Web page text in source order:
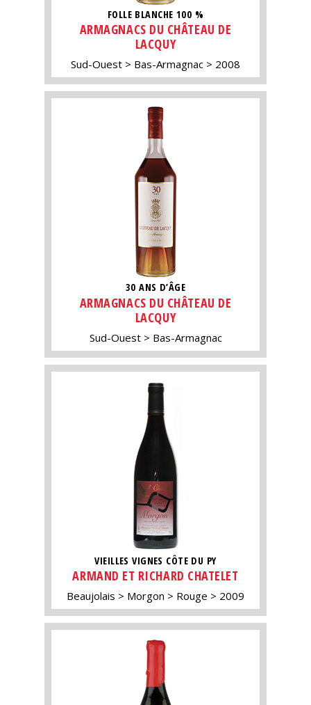
FOLLE BLANCHE 100 %
ARMAGNACS DU CHÂTEAU DE
LACQUY
Sud-Ouest Bas-Armagnac 2008
30 ANS D’ÂGE
ARMAGNACS DU CHÂTEAU DE
LACQUY
Sud-Ouest Bas-Armagnac
VIEILLES VIGNES CÔTE DU PY
ARMAND ET RICHARD CHATELET
Beaujolais Morgon Rouge 2009